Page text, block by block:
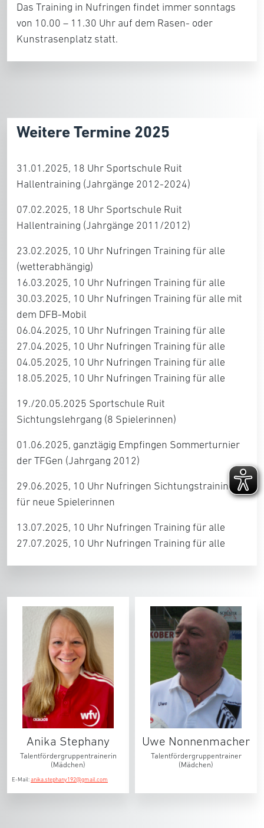
Das Training in Nufringen findet immer sonntags
von 10.00 – 11.30 Uhr auf dem Rasen- oder
Kunstrasenplatz statt.
Weitere Termine 2025
31.01.2025, 18 Uhr Sportschule Ruit
Hallentraining (Jahrgänge 2012-2024)
07.02.2025, 18 Uhr Sportschule Ruit
Hallentraining (Jahrgänge 2011/2012)
23.02.2025, 10 Uhr Nufringen Training für alle
(wetterabhängig)
16.03.2025, 10 Uhr Nufringen Training für alle
30.03.2025, 10 Uhr Nufringen Training für alle mit
dem DFB-Mobil
06.04.2025, 10 Uhr Nufringen Training für alle
27.04.2025, 10 Uhr Nufringen Training für alle
04.05.2025, 10 Uhr Nufringen Training für alle
18.05.2025, 10 Uhr Nufringen Training für alle
19./20.05.2025 Sportschule Ruit
Sichtungslehrgang (8 Spielerinnen)
01.06.2025, ganztägig Empfingen Sommerturnier
der TFGen (Jahrgang 2012)
29.06.2025, 10 Uhr Nufringen Sichtungstraining
für neue Spielerinnen
13.07.2025, 10 Uhr Nufringen Training für alle
27.07.2025, 10 Uhr Nufringen Training für alle
Anika Stephany
Talentfördergruppentrainerin
(Mädchen)
E-Mail:anika.stephany192@gmail.com
Uwe Nonnenmacher
Talentfördergruppentrainer
(Mädchen)